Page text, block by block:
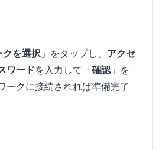
を選択 」をタップし、 アクセ
ワードを入力して「確認 」を
ークに接続されれば準備完了